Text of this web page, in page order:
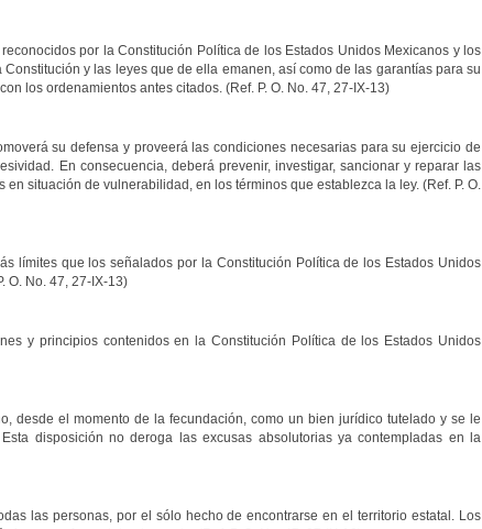
por la Constitución Política de los Estados Unidos Mexicanos y los
y las leyes que de ella emanen, así como de las garantías para su
los ordenamientos antes citados. (Ref. P. O. No. 47, 27-IX-13)
su defensa y proveerá las condiciones necesarias para su ejercicio de
En consecuencia, deberá prevenir, investigar, sancionar y reparar las
situación de vulnerabilidad, en los términos que establezca la ley. (Ref. P. O.
límites que los señalados por la Constitución Política de los Estados Unidos
O. No. 47, 27-IX-13)
y principios contenidos en la Constitución Política de los Estados Unidos
desde el momento de la fecundación, como un bien jurídico tutelado y se le
disposición no deroga las excusas absolutorias ya contempladas en la
las personas, por el sólo hecho de encontrarse en el territorio estatal. Los